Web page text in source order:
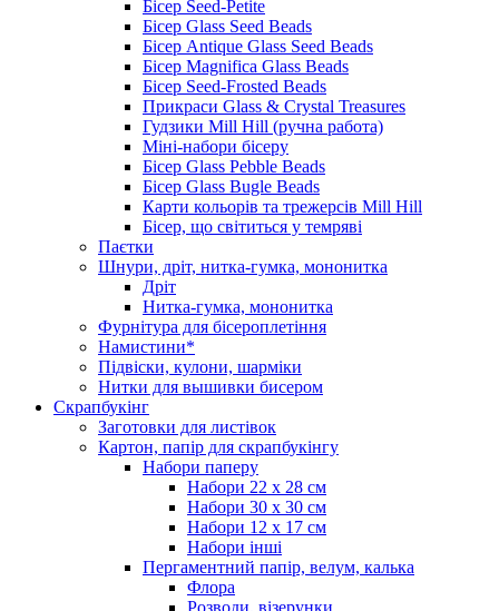
Бісер Seed-Petite
Бісер Glass Seed Beads
Бісер Antique Glass Seed Beads
Бісер Magnifica Glass Beads
Бісер Seed-Frosted Beads
Прикраси Glass & Crystal Treasures
Гудзики Mill Hill (ручна работа)
Міні-набори бісеру
Бісер Glass Pebble Beads
Бісер Glass Bugle Beads
Карти кольорів та трежерсів Mill Hill
Бісер, що світиться у темряві
Паєтки
Шнури, дріт, нитка-гумка, мононитка
Дріт
Нитка-гумка, мононитка
Фурнітура для бісероплетіння
Намистини*
Підвіски, кулони, шарміки
Нитки для вышивки бисером
Скрапбукінг
Заготовки для листівок
Картон, папір для скрапбукінгу
Набори паперу
Набори 22 х 28 см
Набори 30 х 30 см
Набори 12 х 17 см
Набори інші
Пергаментний папір, велум, калька
Флора
Розводи, візерунки